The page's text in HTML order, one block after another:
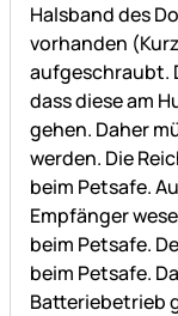
Halsband des
vorhanden
aufgeschraubt.
dass diese am
gehen. Daher
werden. Die
beim Petsafe.
Empfänger
beim Petsafe.
beim Petsafe.
Batteriebetrieb